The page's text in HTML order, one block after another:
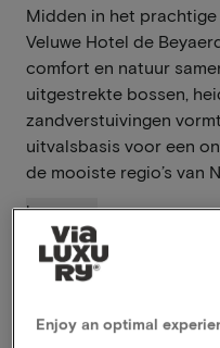
Midden in het
Veluwe Hotel de
comfort en natuur
uitgestrekte bossen,
zandverstuivingen
uitvalsbasis voor een
de mooiste regio’s van
Lees meer
Overnachten op de
Uniek
Enjoy an optimal